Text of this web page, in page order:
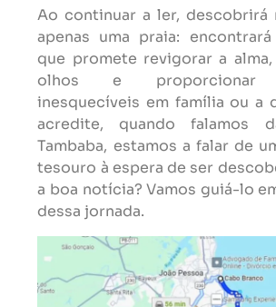
Ao continuar a ler, descobrirá
apenas uma praia:
que promete revigorar a
olhos e proporcionar
inesquecíveis em família ou a
acredite, quando falamos
Tambaba, estamos a falar de
tesouro à espera de ser
a boa notícia? Vamos guiá-lo
dessa jornada.